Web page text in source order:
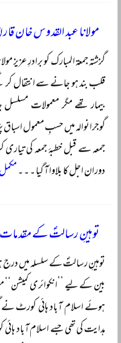
مولانا عبد القدوس خان
گزشتہ جمعۃ المبارک کو برادرِ
قلب بند ہو جانے سے انتقال کر
بیمار تھے مگر معمولات
گوجرانوالہ میں حسبِ معمول اسباق
جمعہ سے قبل خطبۂ جمعہ کی
دوران اجل کا بلاوا آ گیا ۔ ۔ ۔
توہینِ رسالتؐ کے مقدمات
توہینِ رسالتؐ کے سلسلہ میں درج
بین کے لیے ’’انکوائری
ہوئے اسلام آباد ہائی کورٹ
ہدایت کی تھی جسے اسلام آباد